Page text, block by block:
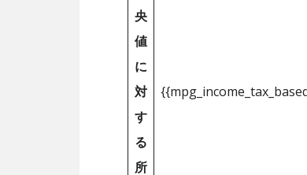
央
値
に
対
す
る
所